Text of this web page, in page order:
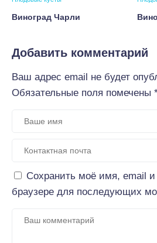
Виноград Чарли
Добавить комментарий
Ваш адрес email не будет
Обязательные поля помечены
Сохранить моё имя, email
браузере для последующих